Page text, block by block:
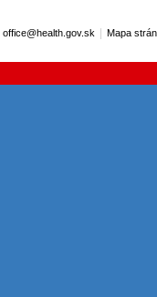
office@health.gov.sk Mapa